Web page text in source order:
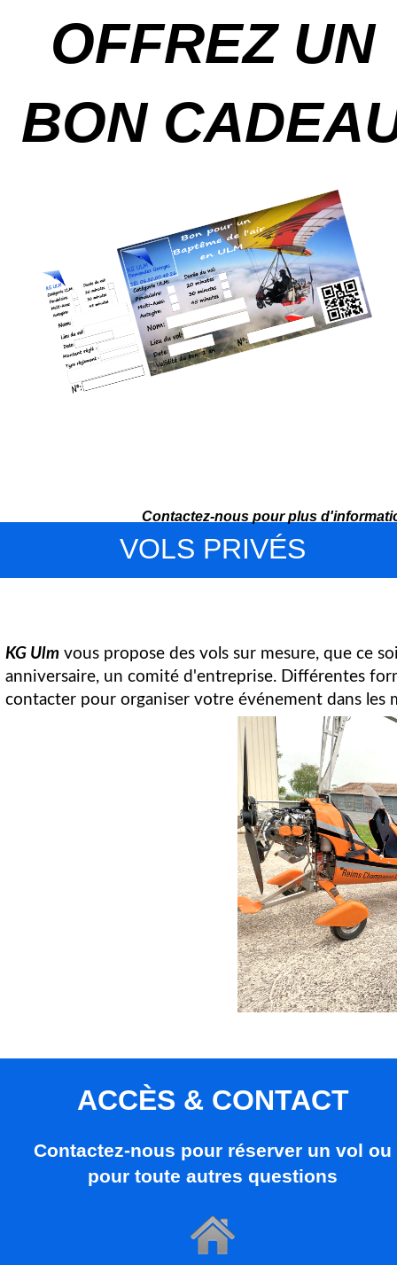
OFFREZ UN
BON
Contactez-nous pour plus
VOLS PRIVÉS
KG Ulm vous propose des vols sur mesure, que ce
anniversaire, un comité d'entreprise. Différentes
contacter pour organiser votre événement dans les
ACCÈS & CONTACT
Contactez-nous pour réserver un vol ou
pour toute autres questions